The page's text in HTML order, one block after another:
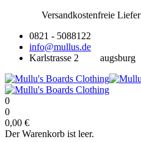
Versandkostenfreie
0821 - 5088122
info@mullus.de
Karlstrasse 2
augsburg
0
0
0,00 €
Der Warenkorb ist leer.